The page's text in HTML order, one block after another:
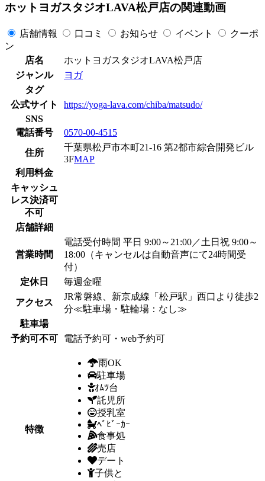
ホットヨガスタジオLAVA松戸店の関連動画
店舗情報 口コミ お知らせ イベント
クーポ
ン
店名
ホットヨガスタジオLAVA松戸店
ジャンル
ヨガ
タグ
公式サイト
https://yoga-lava.com/chiba/matsudo/
SNS
電話番号
0570-00-4515
住所
千葉県松戸市本町21-16 第2都市綜合開発ビル
3FMAP
利用料金
キャッシュ
レス決済可
不可
店舗詳細
営業時間
電話受付時間 平日 9:00～21:00／土日祝 9:00～
18:00（キャンセルは自動音声にて24時間受
付）
定休日
毎週金曜
アクセス
JR常磐線、新京成線「松戸駅」西口より徒歩2
分≪駐車場・駐輪場：なし≫
駐車場
予約可不可
電話予約可・web予約可
特徴
雨OK
駐車場
ｵﾑﾂ台
託児所
授乳室
ﾍﾞﾋﾞｰｶｰ
食事処
売店
デート
子供と